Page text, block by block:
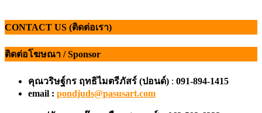
CONTACT US (ติดต่อเรา)
ติดต่อโฆษณา / Sponsor
คุณวริษฐ์กร ฤทธิไมตรีภัสร์ (ปอนด์) : 091-894-1415
email : pondjuds@pasusart.com